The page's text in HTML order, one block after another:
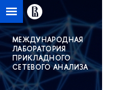
МЕЖДУНАРОДНАЯ
ЛАБОРАТОРИЯ
ПРИКЛАДНОГО
СЕТЕВОГО АНАЛИЗА